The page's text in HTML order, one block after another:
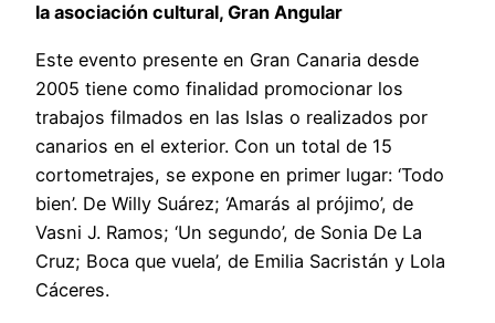
la asociación cultural, Gran Angular
Este evento presente en Gran Canaria desde
2005 tiene como finalidad promocionar los
trabajos filmados en las Islas o realizados por
canarios en el exterior. Con un total de 15
cortometrajes, se expone en primer lugar: ‘Todo
bien’. De Willy Suárez; ‘Amarás al prójimo’, de
Vasni J. Ramos; ‘Un segundo’, de Sonia De La
Cruz; Boca que vuela’, de Emilia Sacristán y Lola
Cáceres.